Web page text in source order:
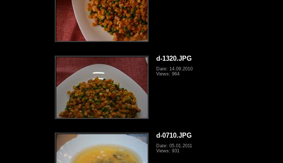
d-1320.JPG
Date: 14.09.2010
Views: 964
d-0710.JPG
Date: 05.01.2011
Views: 931